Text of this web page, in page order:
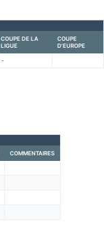
COUPE DE LA
LIGUE
COUPE
D'EUROPE
-
COMMENTAIRES